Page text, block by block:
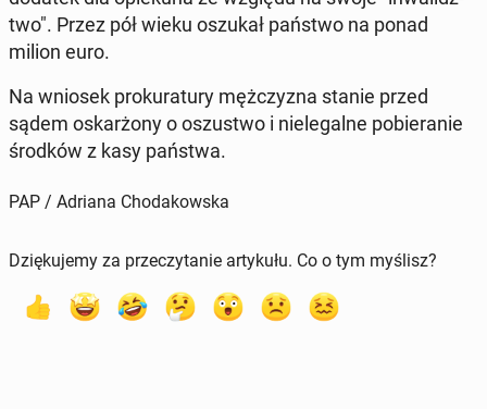
two". Przez pół wieku oszukał państwo na ponad
milion euro.
Na wniosek pro­ku­ra­tu­ry męż­czy­zna stanie przed
sądem oskar­żo­ny o oszu­stwo i nie­le­gal­ne po­bie­ra­nie
środków z kasy państwa.
PAP / Adriana Chodakowska
Dziękujemy za przeczytanie artykułu. Co o tym myślisz?